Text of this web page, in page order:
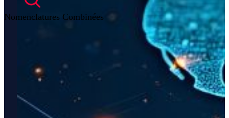
Nomenclatures Combinées